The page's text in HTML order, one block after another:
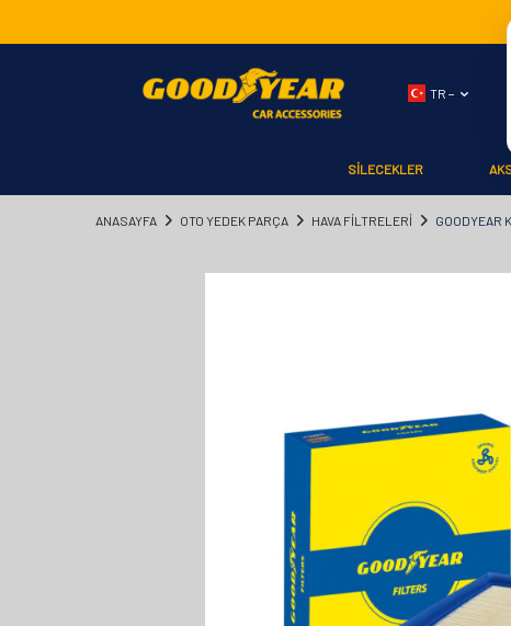
TR −
SİLECEKLER
ANASAYFA OTO YEDEK PARÇA HAVA FİLTRELERİ GOODYEAR